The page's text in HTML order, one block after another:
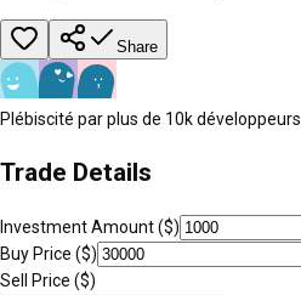
Share
Plébiscité par plus de 10k développeurs
Trade Details
Investment Amount ($)
Buy Price ($)
Sell Price ($)